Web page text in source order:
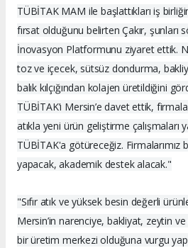
TÜBİTAK MAM ile başlattıkları iş
fırsat olduğunu belirten Çakır, şunları
İnovasyon Platformunu ziyaret ettik.
toz ve içecek, sütsüz dondurma,
balık kılçığından kolajen üretildiğini
TÜBİTAK’ı Mersin’e davet ettik,
atıkla yeni ürün geliştirme çalışmaları
TÜBİTAK'a götüreceğiz.
yapacak, akademik destek alacak."
"Sıfır atık ve yüksek besin değerli
Mersin’in narenciye, bakliyat, zeytin
bir üretim merkezi olduğuna vurgu